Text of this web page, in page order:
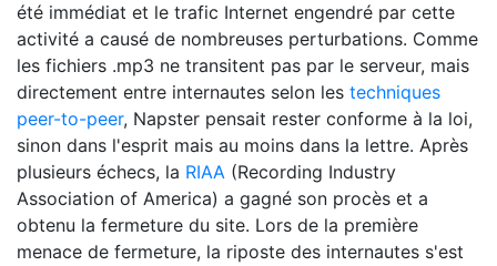
été immédiat et le trafic Internet engendré par cette
activité a causé de nombreuses perturbations. Comme
les fichiers .mp3 ne transitent pas par le serveur, mais
directement entre internautes selon les techniques
peer-to-peer, Napster pensait rester conforme à la loi,
sinon dans l'esprit mais au moins dans la lettre. Après
plusieurs échecs, la RIAA (Recording Industry
Association of America) a gagné son procès et a
obtenu la fermeture du site. Lors de la première
menace de fermeture, la riposte des internautes s'est